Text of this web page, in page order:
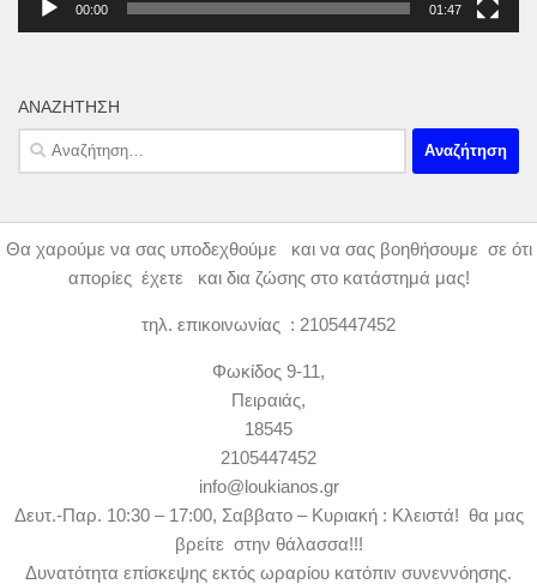
00:00 01:47
ΑΝΑΖΉΤΗΣΗ
Αναζήτηση
για:
Θα χαρούμε να σας υποδεχθούμε και να σας βοηθήσουμε σε ότι
απορίες έχετε και δια ζώσης στο κατάστημά μας!
τηλ. επικοινωνίας : 2105447452
Φωκίδος 9-11,
Πειραιάς,
18545
2105447452
info@loukianos.gr
Δευτ.-Παρ. 10:30 – 17:00, Σαββατο – Κυριακή : Κλειστά! θα μας
βρείτε στην θάλασσα!!!
Δυνατότητα επίσκεψης εκτός ωραρίου κατόπιν συνεννόησης.